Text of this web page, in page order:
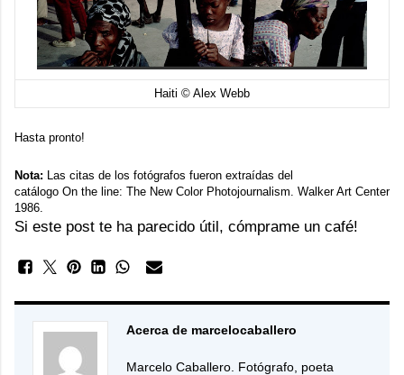
Haiti © Alex Webb
Hasta pronto!
Nota: Las citas de los fotógrafos fueron extraídas del
catálogo On the line: The New Color Photojournalism. Walker Art Center
1986.
Si este post te ha parecido útil, cómprame un café!
Acerca de marcelocaballero
Marcelo Caballero. Fotógrafo, poeta